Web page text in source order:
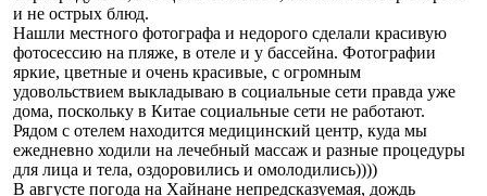
и не острых блюд.
Нашли местного фотографа и недорого сделали красивую
фотосеcсию на пляже, в отеле и у бассейна. Фотографии
яркие, цветные и очень красивые, с огромным
удовольствием выкладываю в социальные сети правда уже
дома, поскольку в Китае социальные сети не работают.
Рядом с отелем находится медицинский центр, куда мы
ежедневно ходили на лечебный массаж и разные процедуры
для лица и тела, оздоровились и омолодились))))
В августе погода на Хайнане непредсказуемая, дождь